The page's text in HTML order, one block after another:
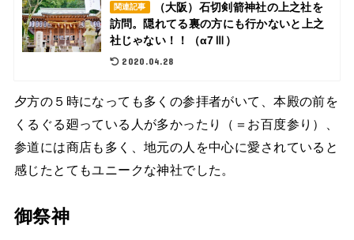
関連記事
（大阪）石切剣箭神社の上之社を
訪問。隠れてる裏の方にも行かないと上之
社じゃない！！（α7Ⅲ）
2020.04.28
夕方の５時になっても多くの参拝者がいて、本殿の前を
くるぐる廻っている人が多かったり（＝お百度参り）、
参道には商店も多く、地元の人を中心に愛されていると
感じたとてもユニークな神社でした。
御祭神